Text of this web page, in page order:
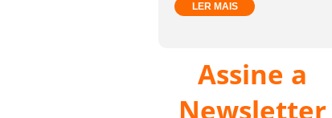
LER MAIS
Assine a
Newsletter